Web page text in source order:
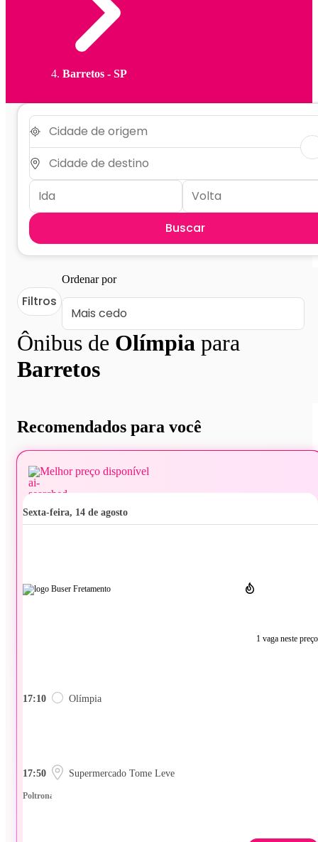
Barretos - SP
Buscar
Ônibus de Olímpia para
Barretos
Filtros
Ordenar por
Recomendados para você
Melhor preço disponível
sexta-feira, 14 de agosto
1 vaga neste preço
17:10 Olímpia
17:50 Supermercado Tome Leve
Poltrona